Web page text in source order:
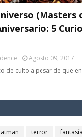
(Masters
5
Agosto 09, 2017
de culto a pesar de que
terror fantasía